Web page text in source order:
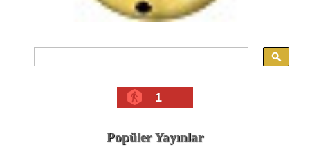
1
Popüler Yayınlar